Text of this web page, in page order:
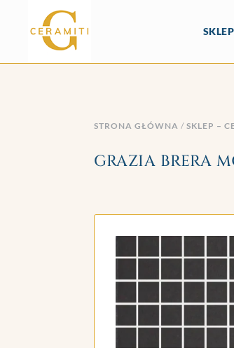
SKLEP
STRONA GŁÓWNA /SKLEP –
GRAZIA BRERA